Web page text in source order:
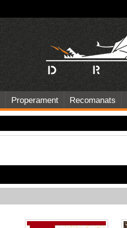
Properament Recomanats